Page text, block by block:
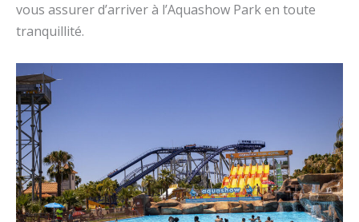
vous assurer d’arriver à l’Aquashow Park en toute
tranquillité.